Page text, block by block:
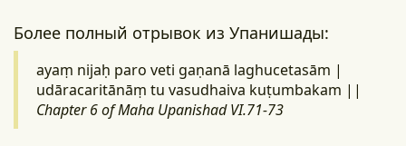
Более полный отрывок из Упанишады:
ayaṃ nijaḥ paro veti gaṇanā laghucetasām |
udāracaritānāṃ tu vasudhaiva kuṭumbakam ||
Chapter 6 of Maha Upanishad VI.71-73